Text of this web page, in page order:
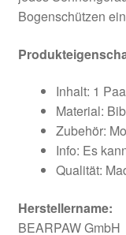
Bogenschützen
Inhalt: 1
Material:
Zubehör:
Info: Es
Qualität:
Herstellername:
BEARPAW GmbH